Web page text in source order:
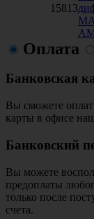
15813
Оплата
Банковская
Вы сможете
карты в офисе
Банковский
Вы можете
предоплаты
только после
счета.